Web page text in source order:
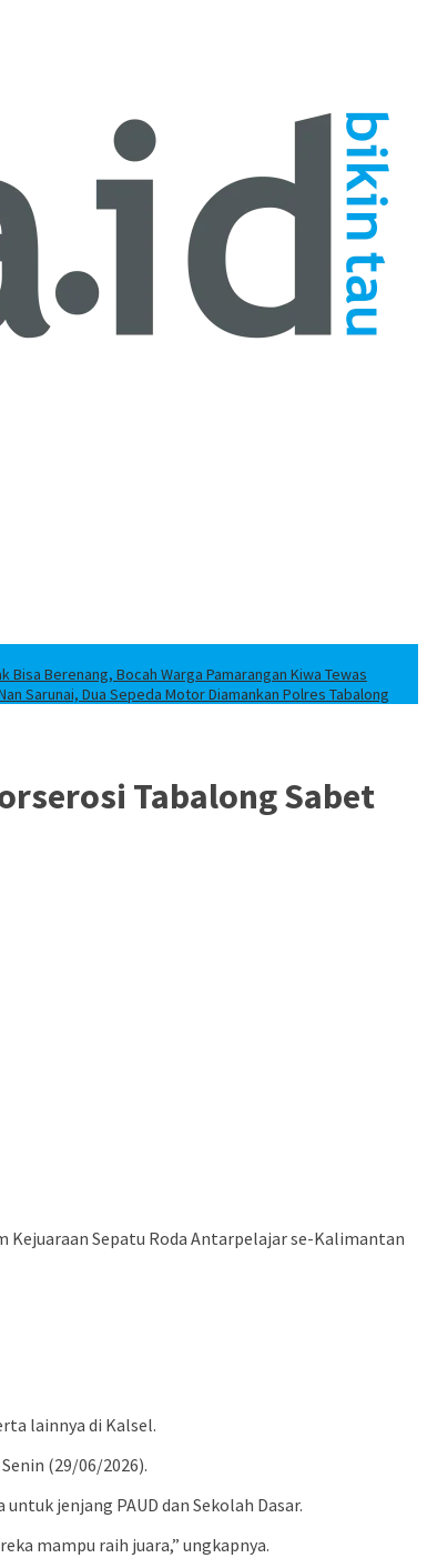
Bisa Berenang, Bocah Warga Pamarangan Kiwa Tewas
Sarunai, Dua Sepeda Motor Diamankan Polres Tabalong
Tabalong Sabet
Kejuaraan Sepatu Roda Antarpelajar se-Kalimantan
lainnya di Kalsel.
(29/06/2026).
jenjang PAUD dan Sekolah Dasar.
mampu raih juara,” ungkapnya.